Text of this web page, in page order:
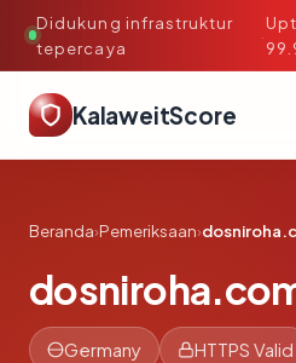
Didukung infrastruktur
tepercaya
·
KalaweitScore
Beranda›Pemeriksaan›
Germany HTTPS Valid